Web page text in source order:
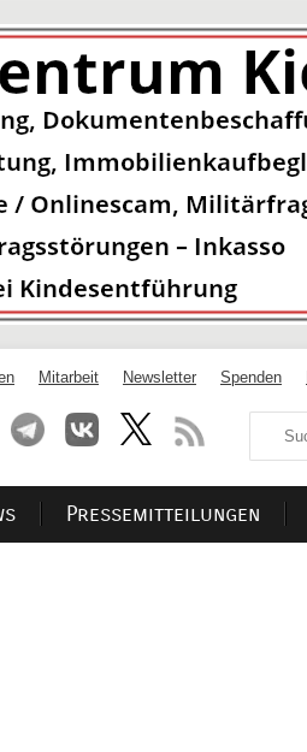
Mitarbeit Newsletter Spenden
Pressemitteilungen